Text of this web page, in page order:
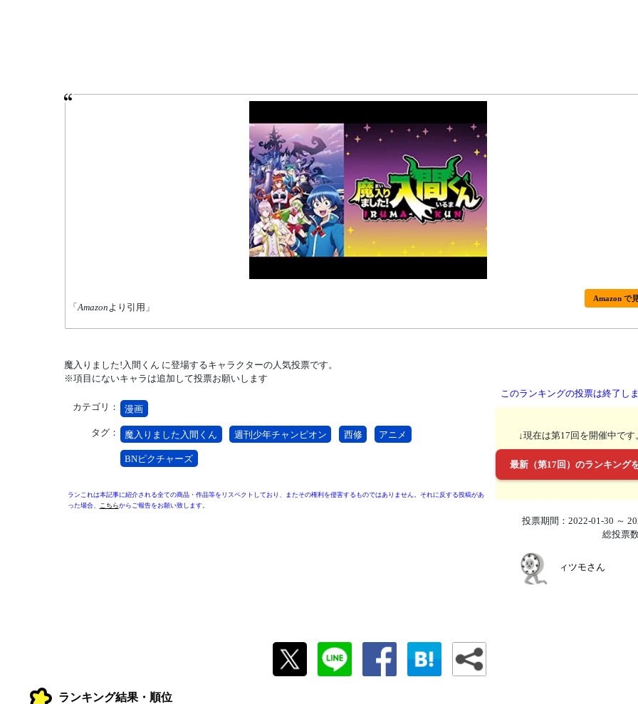
「Amazonより引用」
Amazon で
魔入りました!入間くん に登場するキャラクターの人気投票です。
※項目にないキャラは追加して投票お願いします
カテゴリ： 漫画
タグ： 魔入りました入間くん 週刊少年チャンピオン 西修 アニメ
BNピクチャーズ
ランこれは本記事に紹介される全ての商品・作品等をリスペクトしており、またその権利を侵害するものではありません。それに反する投稿があ
った場合、
こちらからご報告をお願い致します。
このランキングの投票は終了し
↓現在は第17回を開催中です
最新（第17回）のランキング
投票期間：2022-01-30 ～
総投票
ィツモさん
ランキング結果・順位